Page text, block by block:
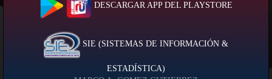
DESCARGAR APP DEL PLAYSTORE
SIE (SISTEMAS DE INFORMACIÓN &
ESTADÍSTICA)